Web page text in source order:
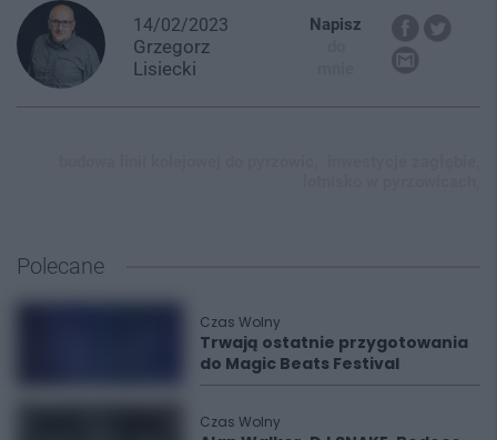
14/02/2023
Grzegorz
Lisiecki
Napisz
Polecane
Czas Wolny
Trwają ostatnie przygotowania
do Magic Beats Festival
Czas Wolny